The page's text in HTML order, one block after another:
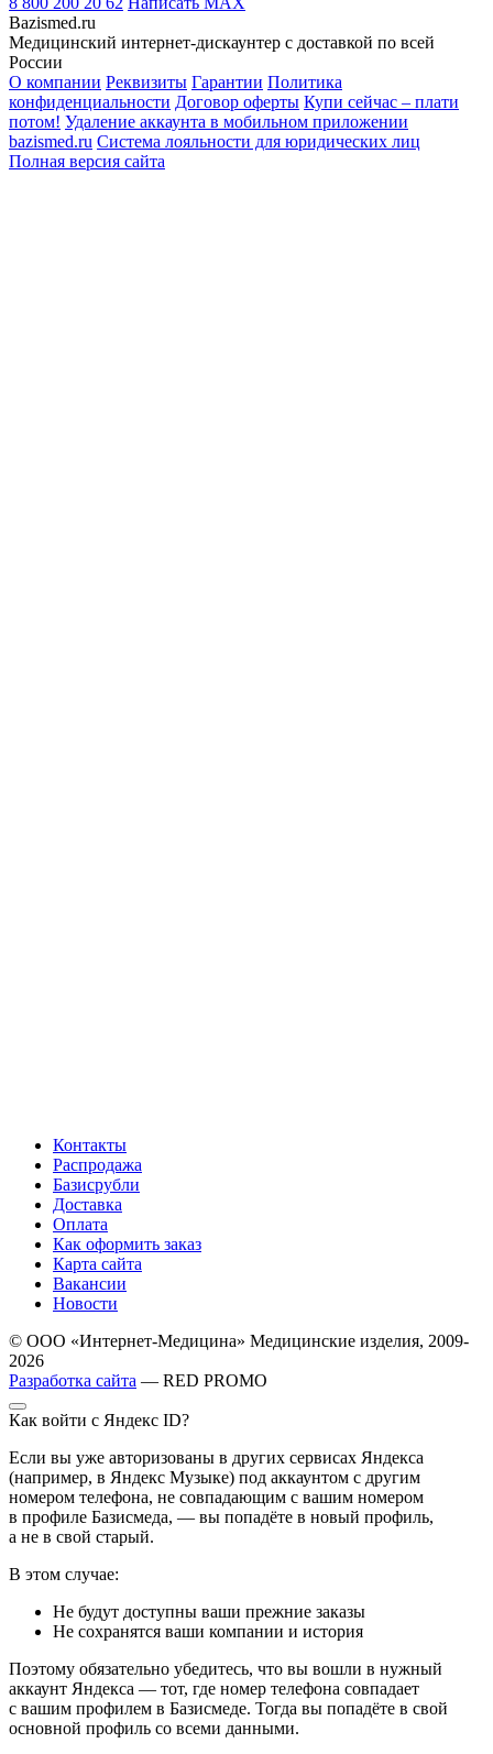
Bazismed.ru
Медицинский интернет-дискаунтер с доставкой по всей
России
О компании Реквизиты Гарантии Политика
конфиденциальности Договор оферты Купи сейчас – плати
потом! Удаление аккаунта в мобильном приложении
bazismed.ru Система лояльности для юридических лиц
Полная версия сайта
Контакты
Распродажа
Базисрубли
Доставка
Оплата
Как оформить заказ
Карта сайта
Вакансии
Новости
© ООО «Интернет-Медицина» Медицинские изделия, 2009-
2026
Разработка сайта — RED PROMO
Как войти с Яндекс ID?
Если вы уже авторизованы в других сервисах Яндекса
(например, в Яндекс Музыке) под аккаунтом с другим
номером телефона, не совпадающим с вашим номером
в профиле Базисмеда, — вы попадёте в новый профиль,
а не в свой старый.
В этом случае:
Не будут доступны ваши прежние заказы
Не сохранятся ваши компании и история
Поэтому обязательно убедитесь, что вы вошли в нужный
аккаунт Яндекса — тот, где номер телефона совпадает
с вашим профилем в Базисмеде. Тогда вы попадёте в свой
основной профиль со всеми данными.